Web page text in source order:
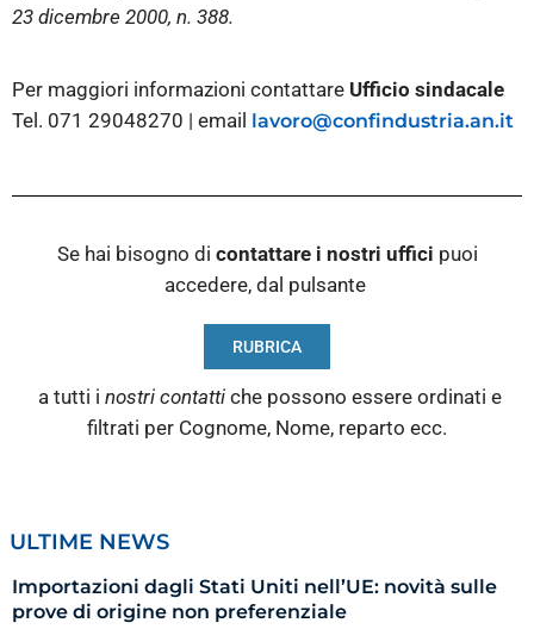
23 dicembre 2000, n. 388.
Per maggiori informazioni contattare Ufficio sindacale
Tel. 071 29048270 | email lavoro@confindustria.an.it
Se hai bisogno di contattare i nostri uffici puoi
accedere, dal pulsante
RUBRICA
a tutti i nostri contatti che possono essere ordinati e
filtrati per Cognome, Nome, reparto ecc.
ULTIME NEWS
Importazioni dagli Stati Uniti nell’UE: novità sulle
prove di origine non preferenziale